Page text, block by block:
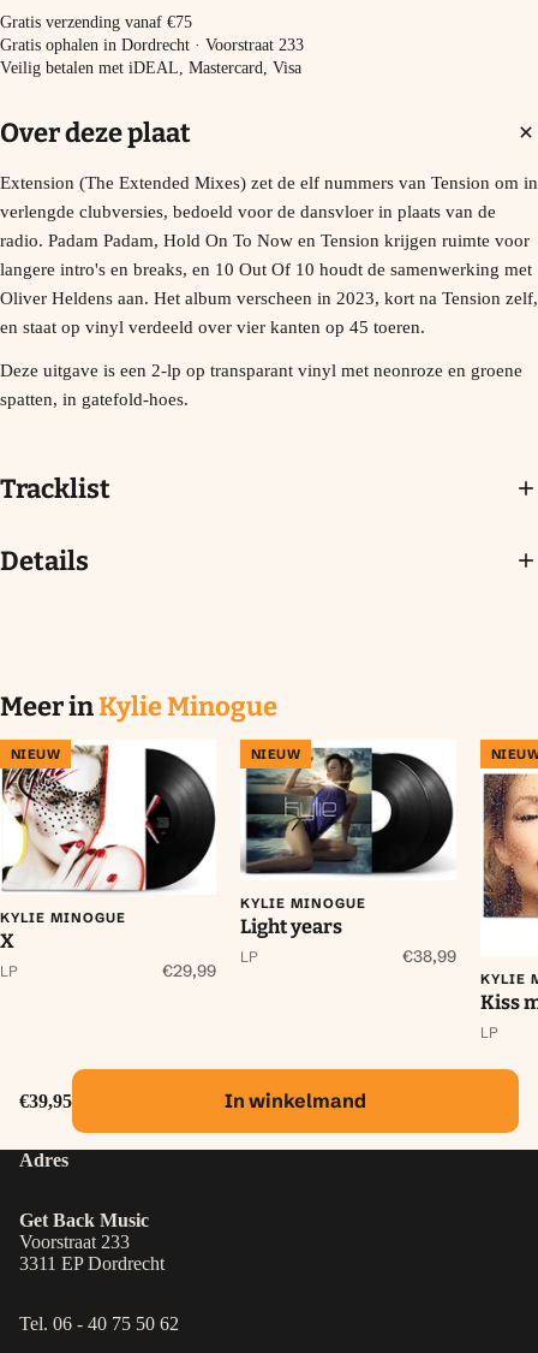
− +
Gratis verzending vanaf €75
Gratis ophalen in Dordrecht · Voorstraat 233
Veilig betalen met iDEAL, Mastercard, Visa
Over deze plaat
Extension (The Extended Mixes) zet de elf nummers van Tension om in
verlengde clubversies, bedoeld voor de dansvloer in plaats van de
radio. Padam Padam, Hold On To Now en Tension krijgen ruimte voor
langere intro's en breaks, en 10 Out Of 10 houdt de samenwerking met
Oliver Heldens aan. Het album verscheen in 2023, kort na Tension zelf,
en staat op vinyl verdeeld over vier kanten op 45 toeren.
Deze uitgave is een 2-lp op transparant vinyl met neonroze en groene
spatten, in gatefold-hoes.
Tracklist
Details
Meer inKylie Minogue
NIEUW
KYLIE MINOGUE
X
LP €29,99
NIEUW
KYLIE MINOGUE
Light years
LP €38,99
KYLIE
Kiss
LP
€39,95 In winkelmand
Adres
Get Back Music
Voorstraat 233
3311 EP Dordrecht
Tel. 06 - 40 75 50 62